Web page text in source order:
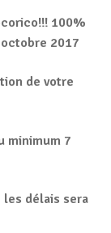
de votre
minimum 7
les délais sera